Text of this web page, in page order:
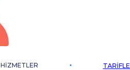
HIZMETLER